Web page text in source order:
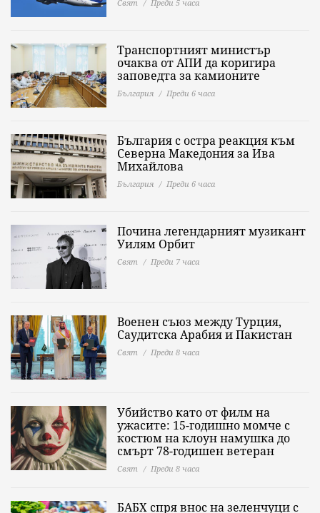
Свят Преди 5 часа
Транспортният министър
очаква от АПИ да коригира
заповедта за камионите
България Преди 6 часа
България с остра реакция към
Северна Македония за Ива
Михайлова
България Преди 6 часа
Почина легендарният музикант
Уилям Орбит
Свят Преди 7 часа
Военен съюз между Турция,
Саудитска Арабия и Пакистан
Свят Преди 8 часа
Убийство като от филм на
ужасите: 15-годишно момче с
костюм на клоун намушка до
смърт 78-годишен ветеран
Свят Преди 8 часа
БАБХ спря внос на зеленчуци с